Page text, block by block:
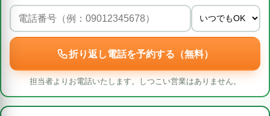
折り返し電話を予約する（無料）
担当者よりお電話いたします。しつこい営業はありません。